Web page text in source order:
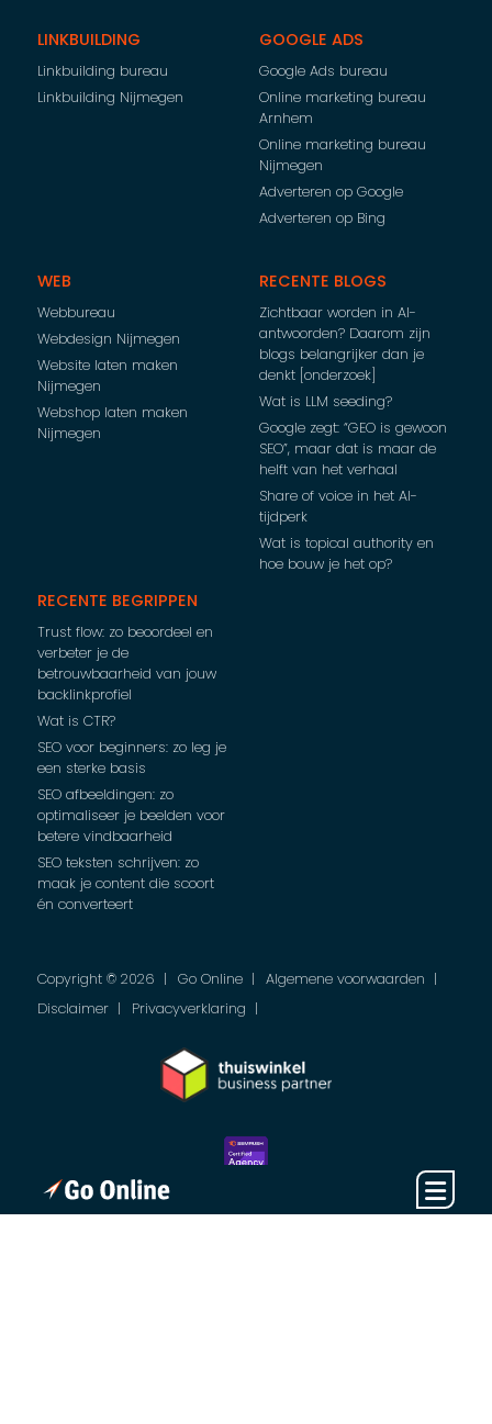
LINKBUILDING
Linkbuilding bureau
Linkbuilding Nijmegen
GOOGLE ADS
Google Ads bureau
Online marketing bureau
Arnhem
Online marketing bureau
Nijmegen
Adverteren op Google
Adverteren op Bing
WEB
Webbureau
Webdesign Nijmegen
Website laten maken
Nijmegen
Webshop laten maken
Nijmegen
RECENTE BLOGS
Zichtbaar worden in AI-
antwoorden? Daarom zijn
blogs belangrijker dan je
denkt [onderzoek]
Wat is LLM seeding?
Google zegt: “GEO is gewoon
SEO”, maar dat is maar de
helft van het verhaal
Share of voice in het AI-
tijdperk
Wat is topical authority en
hoe bouw je het op?
RECENTE BEGRIPPEN
Trust flow: zo beoordeel en
verbeter je de
betrouwbaarheid van jouw
backlinkprofiel
Wat is CTR?
SEO voor beginners: zo leg je
een sterke basis
SEO afbeeldingen: zo
optimaliseer je beelden voor
betere vindbaarheid
SEO teksten schrijven: zo
maak je content die scoort
én converteert
Copyright © 2026 Go Online
Algemene voorwaarden
Disclaimer
Privacyverklaring